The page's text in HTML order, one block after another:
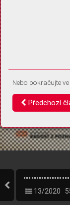
Identifikátor je zcela
Vaše souhlasy a
vás už příště znovu
13/2020
Nebo pokračujte
Předchozí